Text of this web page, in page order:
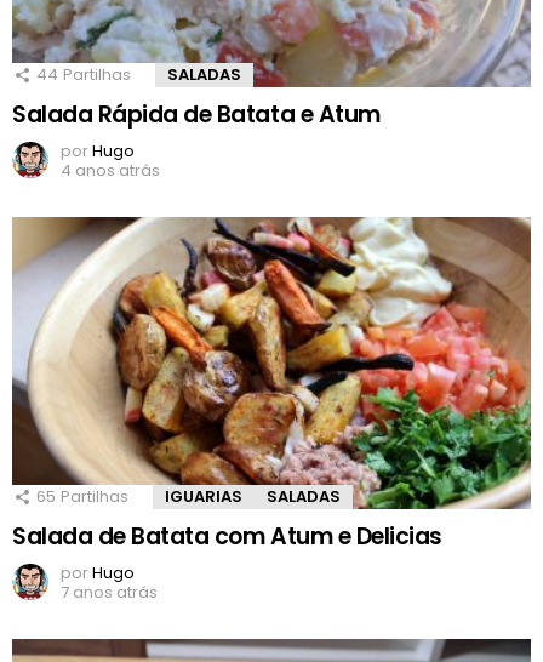
44 Partilhas SALADAS
Salada Rápida de Batata e Atum
porHugo
4 anos atrás
65 Partilhas IGUARIAS SALADAS
Salada de Batata com Atum e Delicias
porHugo
7 anos atrás